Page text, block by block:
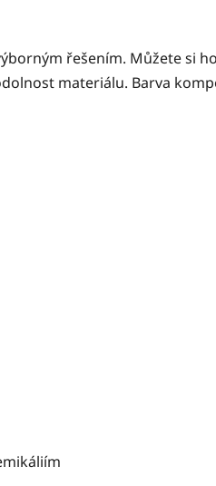
řešením. Můžete si
materiálu. Barva